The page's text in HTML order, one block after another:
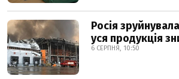
Росія
уся продукція
6 СЕРПНЯ, 10:50